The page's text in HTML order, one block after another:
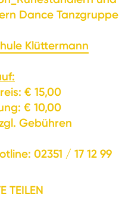
Dance Tanzgruppe
Klüttermann
€ 15,00
€ 10,00
Gebühren
02351 / 17 12 99
TEILEN